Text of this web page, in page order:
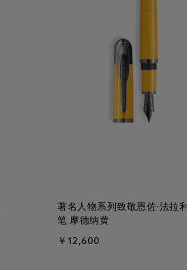
著名人物系列致敬恩佐·法拉
笔 摩德纳黄
￥12,600